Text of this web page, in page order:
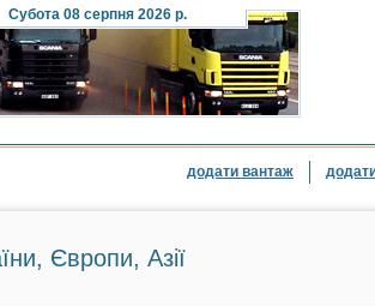
Субота08 серпня 2026 р.
додати вантаж
Європи, Азії